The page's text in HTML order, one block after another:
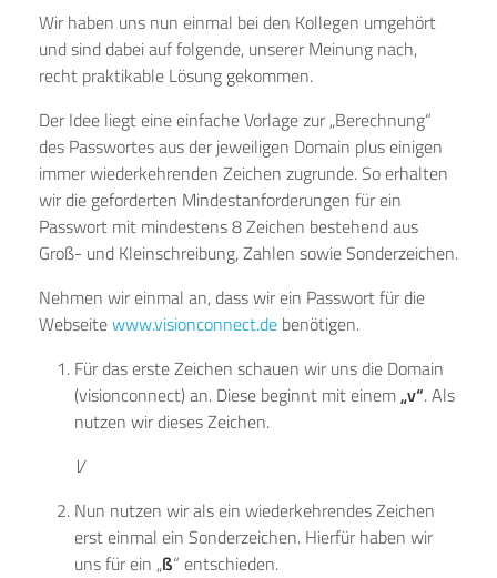
Wir haben uns nun einmal bei den Kollegen umgehört
und sind dabei auf folgende, unserer Meinung nach,
recht praktikable Lösung gekommen.
Der Idee liegt eine einfache Vorlage zur „Berechnung“
des Passwortes aus der jeweiligen Domain plus einigen
immer wiederkehrenden Zeichen zugrunde. So erhalten
wir die geforderten Mindestanforderungen für ein
Passwort mit mindestens 8 Zeichen bestehend aus
Groß- und Kleinschreibung, Zahlen sowie Sonderzeichen.
Nehmen wir einmal an, dass wir ein Passwort für die
Webseitewww.visionconnect.de benötigen.
Für das erste Zeichen schauen wir uns die Domain
(visionconnect) an. Diese beginnt mit einem„v“. Als
nutzen wir dieses Zeichen.
V
Nun nutzen wir als ein wiederkehrendes Zeichen
erst einmal ein Sonderzeichen. Hierfür haben wir
uns für ein „ß“ entschieden.